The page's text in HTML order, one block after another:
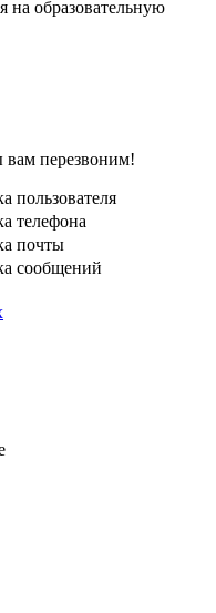
на образовательную
перезвоним!